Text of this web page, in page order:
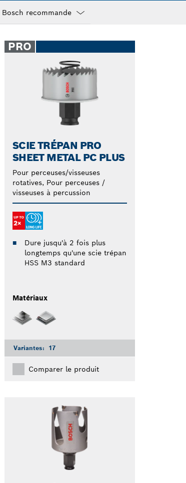
closed
PRO
SCIE TRÉPAN PRO
SHEET METAL PC PLUS
Pour perceuses/visseuses
rotatives, Pour perceuses /
visseuses à percussion
Dure jusqu'à 2 fois plus
longtemps qu'une scie trépan
HSS M3 standard
Matériaux
Variantes: 17
Comparer le produit